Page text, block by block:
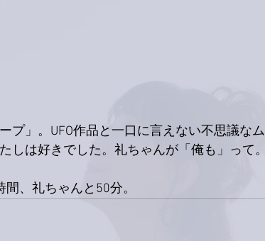
プ」。UFO作品と一口に言えない不思議なム
しは好きでした。礼ちゃんが「俺も」って。
、礼ちゃんと50分。